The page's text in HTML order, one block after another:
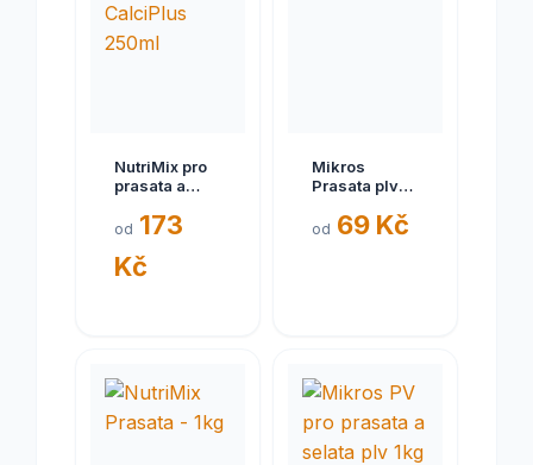
NutriMix pro
prasata a
CalciPlus
od 173
Kč
Mikros
Prasata plv
od 69 Kč